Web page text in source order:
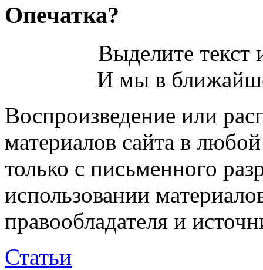
Опечатка?
Выделите
И мы в
Воспроизведение или
материалов сайта в
только с письменного
использовании
правообладателя и
Статьи